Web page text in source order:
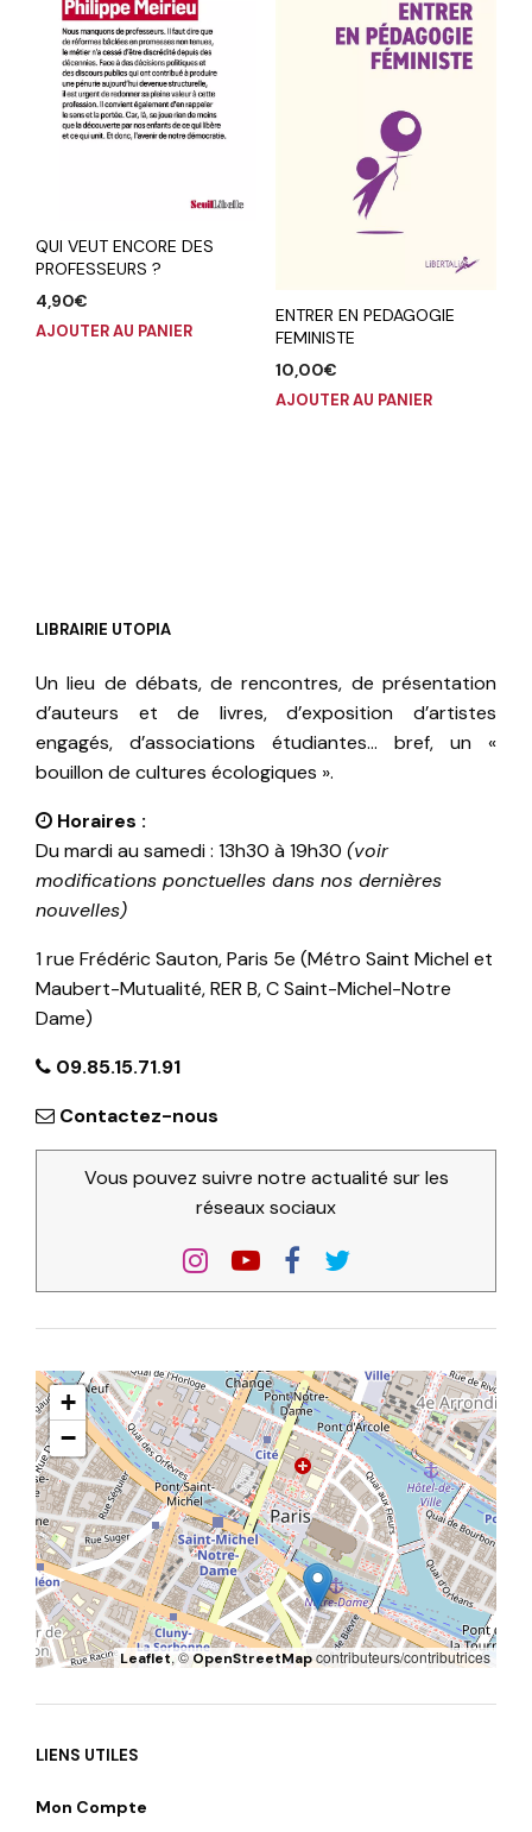
QUI VEUT ENCORE DES
PROFESSEURS ?
4,90€
AJOUTER AU PANIER
ENTRER EN PEDAGOGIE
FEMINISTE
10,00€
AJOUTER AU PANIER
LIBRAIRIE UTOPIA
Un lieu de débats, de rencontres, de présentation
d’auteurs et de livres, d’exposition d’artistes
engagés, d’associations étudiantes… bref, un «
bouillon de cultures écologiques ».
Horaires :
Du mardi au samedi : 13h30 à 19h30 (voir
modifications ponctuelles dans nos dernières
nouvelles)
1 rue Frédéric Sauton, Paris 5e (Métro Saint Michel et
Maubert-Mutualité, RER B, C Saint-Michel-Notre
Dame)
09.85.15.71.91
Contactez-nous
Vous pouvez suivre notre actualité sur les
réseaux sociaux
+
−
Leaflet, ©OpenStreetMapcontributeurs/contributrices
LIENS UTILES
Mon Compte